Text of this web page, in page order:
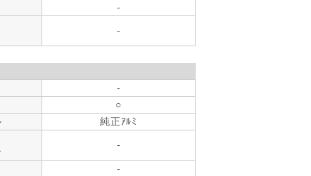
-
-
-
○
純正ｱﾙﾐ
-
-